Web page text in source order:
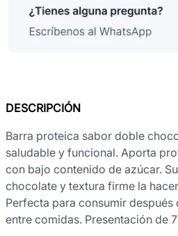
DESCRIPCIÓN
Barra proteica sabor doble
saludable y funcional. Aporta
con bajo contenido de azúcar.
chocolate y textura firme la
Perfecta para consumir después
entre comidas. Presentación de